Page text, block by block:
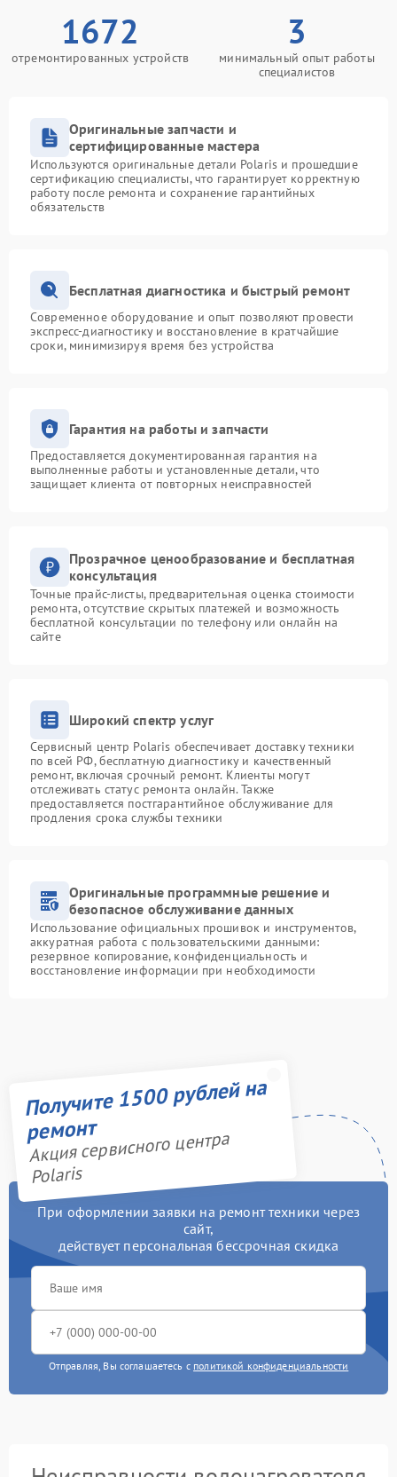
1672
отремонтированных устройств
3
минимальный опыт работы
специалистов
Оригинальные запчасти и
сертифицированные мастера
Используются оригинальные детали Polaris и прошедшие
сертификацию специалисты, что гарантирует корректную
работу после ремонта и сохранение гарантийных
обязательств
Бесплатная диагностика и быстрый ремонт
Современное оборудование и опыт позволяют провести
экспресс-диагностику и восстановление в кратчайшие
сроки, минимизируя время без устройства
Гарантия на работы и запчасти
Предоставляется документированная гарантия на
выполненные работы и установленные детали, что
защищает клиента от повторных неисправностей
Прозрачное ценообразование и бесплатная
консультация
Точные прайс-листы, предварительная оценка стоимости
ремонта, отсутствие скрытых платежей и возможность
бесплатной консультации по телефону или онлайн на
сайте
Широкий спектр услуг
Сервисный центр Polaris обеспечивает доставку техники
по всей РФ, бесплатную диагностику и качественный
ремонт, включая срочный ремонт. Клиенты могут
отслеживать статус ремонта онлайн. Также
предоставляется постгарантийное обслуживание для
продления срока службы техники
Оригинальные программные решение и
безопасное обслуживание данных
Использование официальных прошивок и инструментов,
аккуратная работа с пользовательскими данными:
резервное копирование, конфиденциальность и
восстановление информации при необходимости
Получите 1500 рублей на
ремонт
Акция сервисного центра
Polaris
При оформлении заявки на ремонт техники через
сайт,
действует персональная бессрочная скидка
Отправляя, Вы соглашаетесь с политикой конфиденциальности